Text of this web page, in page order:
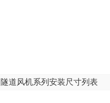
隧道风机系列安装尺寸列表